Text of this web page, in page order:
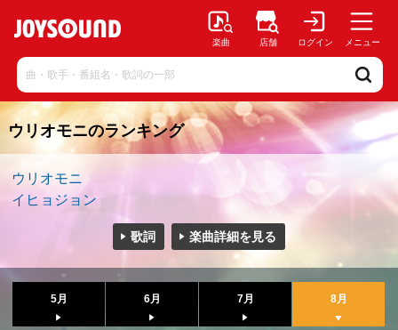
楽曲 店舗 ログイン メニュー
ウリオモニのランキング
ウリオモニ
イヒョジョン
歌詞 楽曲詳細を見る
5月 6月 7月 8月